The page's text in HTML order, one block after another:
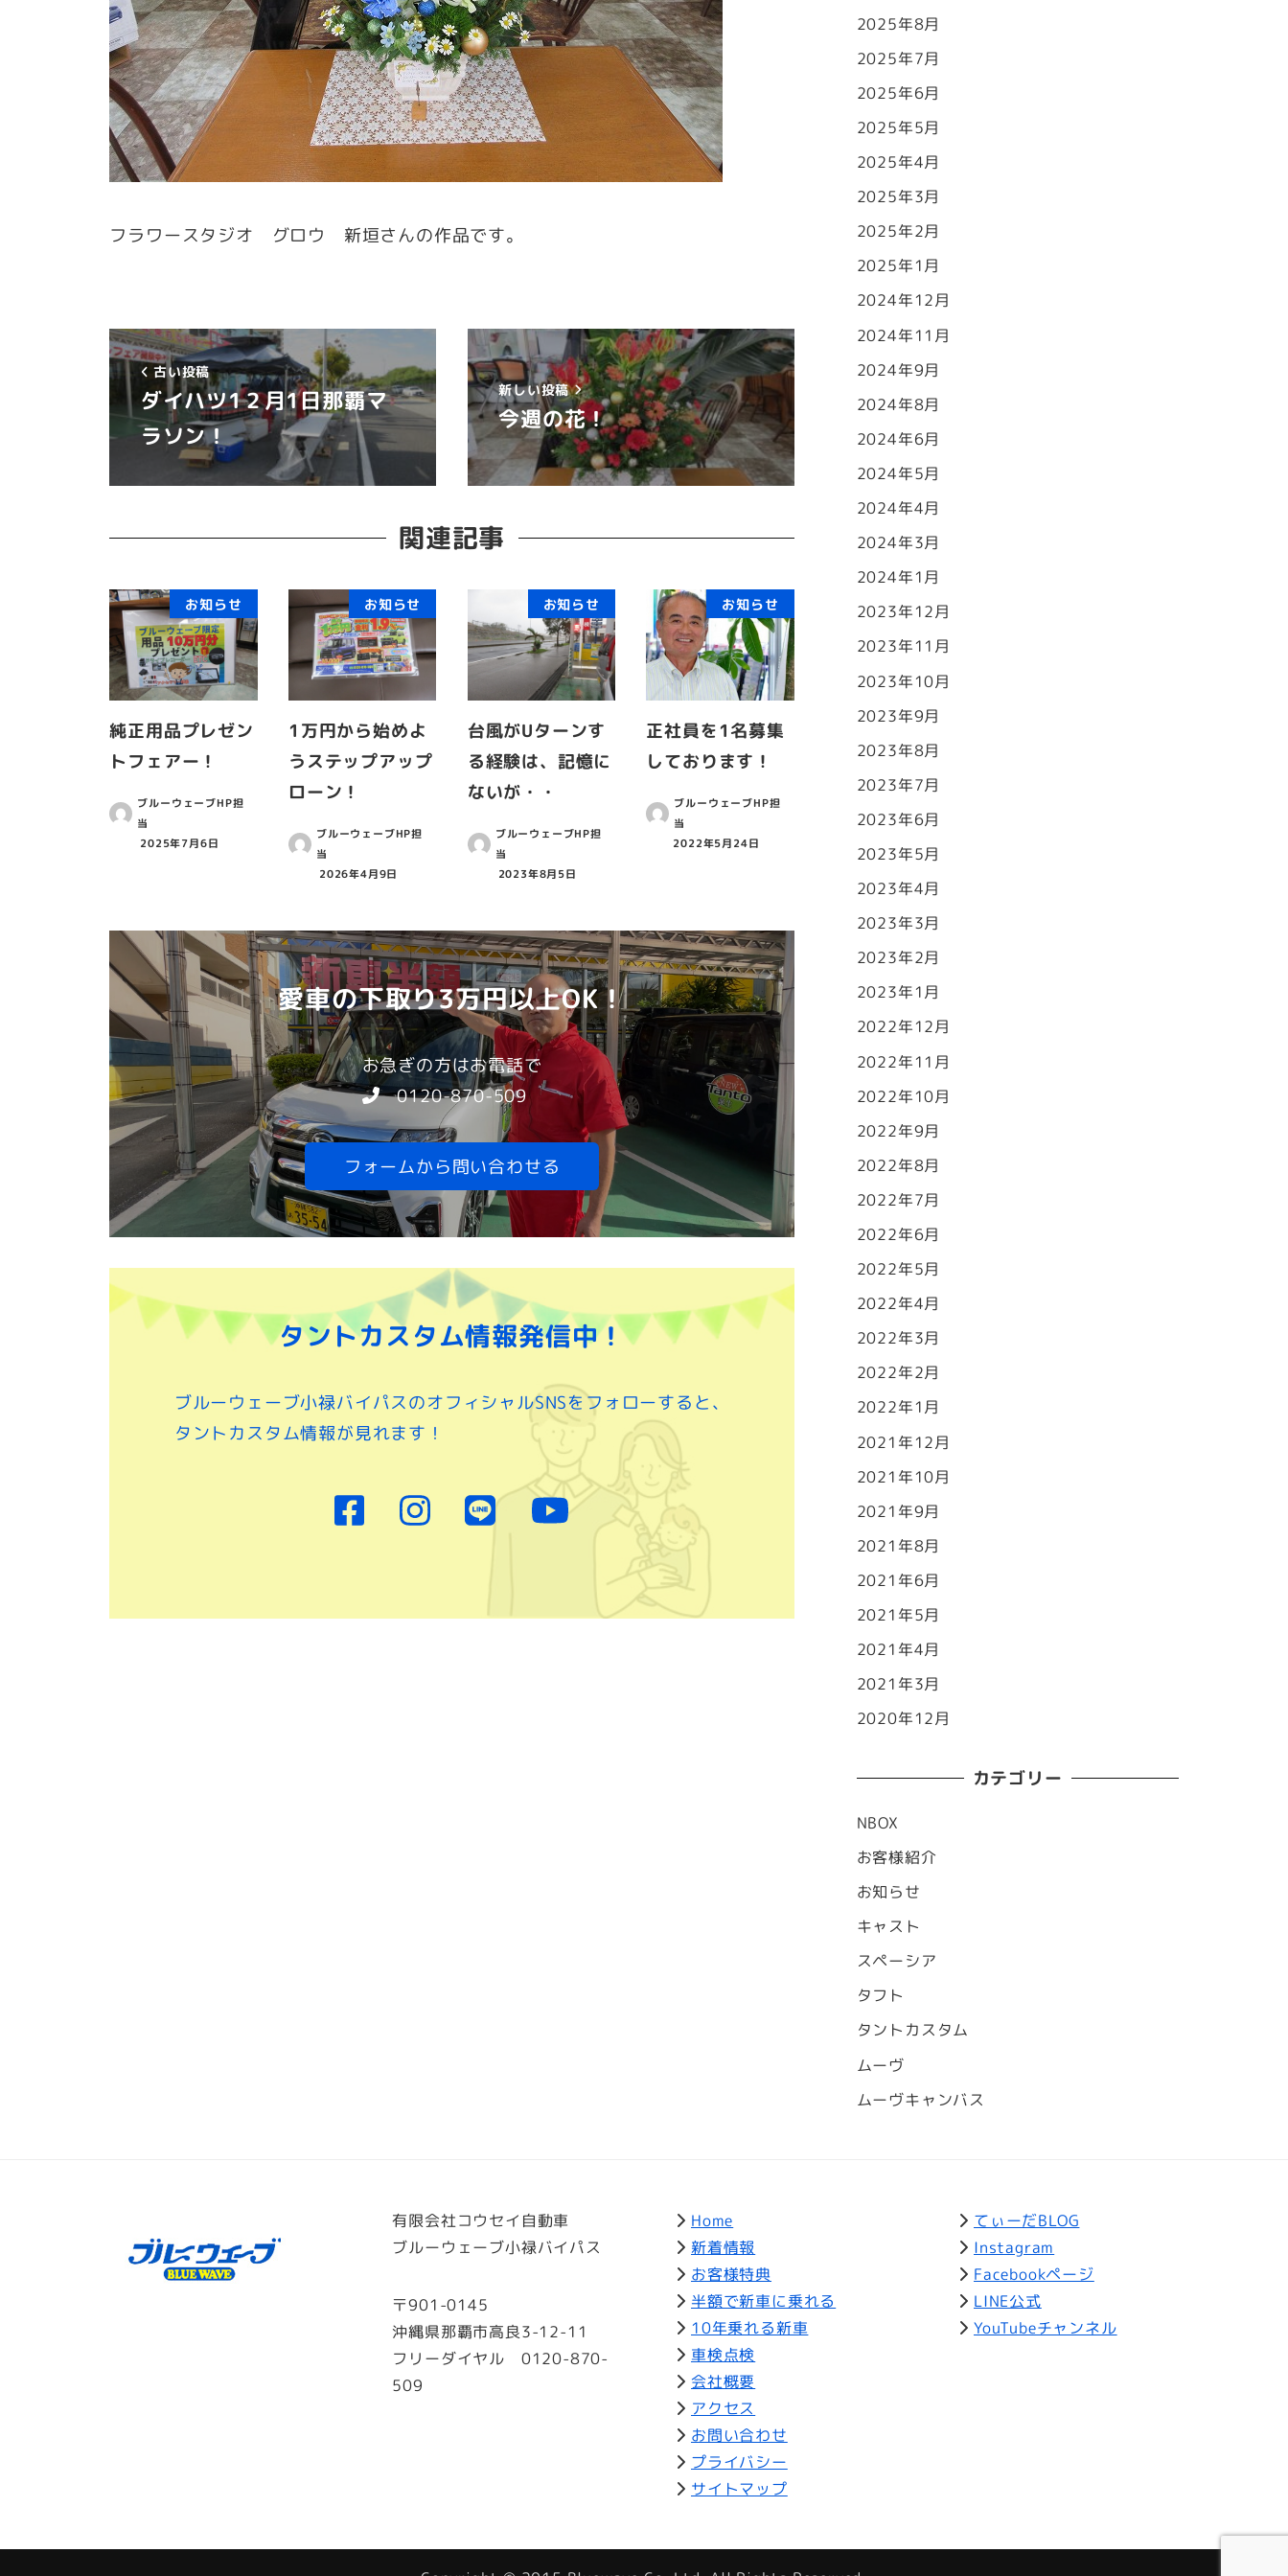
フラワースタジオ グロウ 新垣さんの作品です。
古い投稿
ダイハツ1２月1日那覇マ
ラソン！
新しい投稿
今週の花！
関連記事
お知らせ
純正用品プレゼン
トフェアー！
ブルーウェーブHP担
当
2025年7月6日
お知らせ
1万円から始めよ
うステップアップ
ローン！
ブルーウェーブHP担
当
2026年4月9日
お知らせ
台風がUターンす
る経験は、記憶に
ないが・・
ブルーウェーブHP担
当
2023年8月5日
お知らせ
正社員を1名募集
しております！
ブルーウェーブHP担
当
2022年5月24日
愛車の下取り3万円以上OK！
お急ぎの方はお電話で
0120-870-509
フォームから問い合わせる
タントカスタム情報発信中！
ブルーウェーブ小禄バイパスのオフィシャルSNSをフォローすると、
タントカスタム情報が見れます！
2025年8月
2025年7月
2025年6月
2025年5月
2025年4月
2025年3月
2025年2月
2025年1月
2024年12月
2024年11月
2024年9月
2024年8月
2024年6月
2024年5月
2024年4月
2024年3月
2024年1月
2023年12月
2023年11月
2023年10月
2023年9月
2023年8月
2023年7月
2023年6月
2023年5月
2023年4月
2023年3月
2023年2月
2023年1月
2022年12月
2022年11月
2022年10月
2022年9月
2022年8月
2022年7月
2022年6月
2022年5月
2022年4月
2022年3月
2022年2月
2022年1月
2021年12月
2021年10月
2021年9月
2021年8月
2021年6月
2021年5月
2021年4月
2021年3月
2020年12月
カテゴリー
NBOX
お客様紹介
お知らせ
キャスト
スペーシア
タフト
タントカスタム
ムーヴ
ムーヴキャンバス
有限会社コウセイ自動車
ブルーウェーブ小禄バイパス
〒901-0145
沖縄県那覇市高良3-12-11
フリーダイヤル 0120-870-
509
Home
新着情報
お客様特典
半額で新車に乗れる
10年乗れる新車
車検点検
会社概要
アクセス
お問い合わせ
プライバシー
サイトマップ
てぃーだBLOG
Instagram
Facebookページ
LINE公式
YouTubeチャンネル